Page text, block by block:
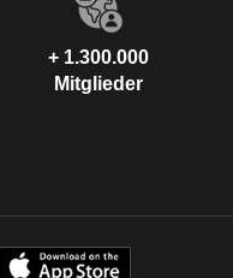
+ 1.300.000
Mitglieder